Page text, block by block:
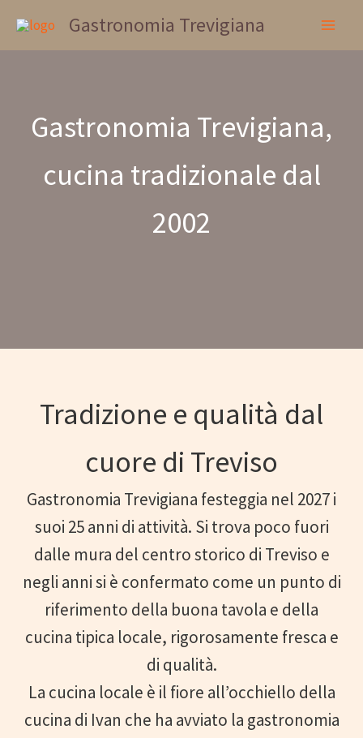
contenuto
Gastronomia Trevigiana
Gastronomia Trevigiana,
cucina tradizionale dal
2002
Tradizione e qualità dal
cuore di Treviso
Gastronomia Trevigiana festeggia nel 2027 i
suoi 25 anni di attività. Si trova poco fuori
dalle mura del centro storico di Treviso e
negli anni si è confermato come un punto di
riferimento della buona tavola e della
cucina tipica locale, rigorosamente fresca e
di qualità.
La cucina locale è il fiore all’occhiello della
cucina di Ivan che ha avviato la gastronomia